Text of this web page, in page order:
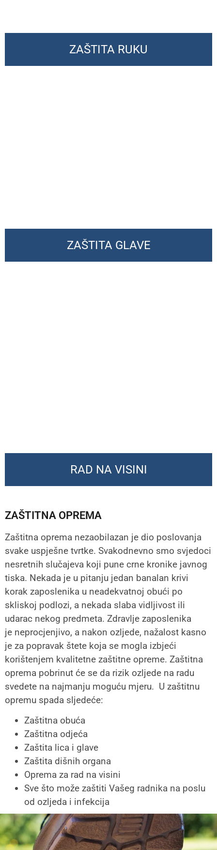
ZAŠTITA RUKU
ZAŠTITA GLAVE
RAD NA VISINI
ZAŠTITNA OPREMA
Zaštitna oprema nezaobilazan je dio poslovanja
svake uspješne tvrtke. Svakodnevno smo svjedoci
nesretnih slučajeva koji pune crne kronike javnog
tiska. Nekada je u pitanju jedan banalan krivi
korak zaposlenika u neadekvatnoj obući po
skliskoj podlozi, a nekada slaba vidljivost ili
udarac nekog predmeta. Zdravlje zaposlenika
je neprocjenjivo, a nakon ozljede, nažalost kasno
je za popravak štete koja se mogla izbjeći
korištenjem kvalitetne zaštitne opreme. Zaštitna
oprema pobrinut će se da rizik ozljede na radu
svedete na najmanju moguću mjeru. U zaštitnu
opremu spada sljedeće:
Zaštitna obuća
Zaštitna odjeća
Zaštita lica i glave
Zaštita dišnih organa
Oprema za rad na visini
Sve što može zaštiti Vašeg radnika na poslu
od ozljeda i infekcija